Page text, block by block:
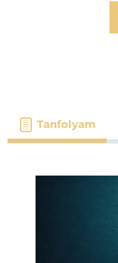
Tanfolyam